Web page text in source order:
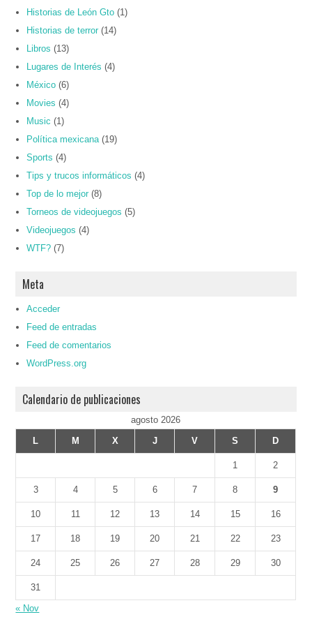
Historias de León Gto (1)
Historias de terror (14)
Libros (13)
Lugares de Interés (4)
México (6)
Movies (4)
Music (1)
Política mexicana (19)
Sports (4)
Tips y trucos informáticos (4)
Top de lo mejor (8)
Torneos de videojuegos (5)
Videojuegos (4)
WTF? (7)
Meta
Acceder
Feed de entradas
Feed de comentarios
WordPress.org
Calendario de publicaciones
agosto 2026
L
M X J V S D
1 2
3 4 5 6 7 8 9
10 11 12 13 14 15 16
17 18 19 20 21 22 23
24 25 26 27 28 29 30
31
« Nov